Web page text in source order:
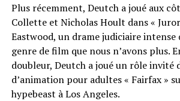
Plus récemment, Deutch a joué aux
Collette et Nicholas Hoult dans «
Eastwood, un drame judiciaire intense
genre de film que nous n’avons plus.
doubleur, Deutch a joué un rôle invité
d’animation pour adultes « Fairfax »
hypebeast à Los Angeles.